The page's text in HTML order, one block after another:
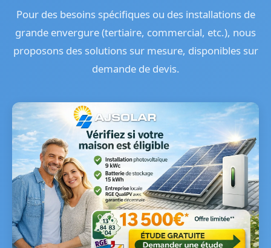
Pour des besoins spécifiques ou des installations de
grande envergure (tertiaire, commercial, etc.), nous
proposons des solutions sur mesure, disponibles sur
demande de devis.